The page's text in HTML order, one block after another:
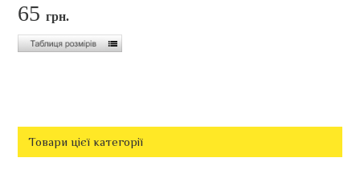
65грн.
Товари цієї категорії